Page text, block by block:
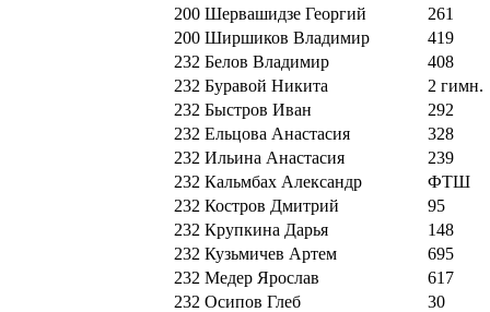
200 Шервашидзе Георгий
261
200 Ширшиков Владимир
419
232 Белов Владимир
408
232 Буравой Никита
2 гимн.
232 Быстров Иван
292
232 Ельцова Анастасия
328
232 Ильина Анастасия
239
232 Кальмбах Александр
ФТШ
232 Костров Дмитрий
95
232 Крупкина Дарья
148
232 Кузьмичев Артем
695
232 Медер Ярослав
617
232 Осипов Глеб
30